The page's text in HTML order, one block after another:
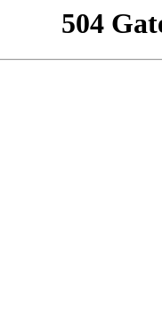
504